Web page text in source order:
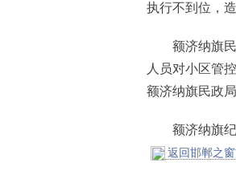
执行不到位，
额济纳旗民
人员对小区管
额济纳旗民政
额济纳旗纪
返回邯郸之